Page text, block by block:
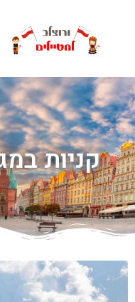
קניות